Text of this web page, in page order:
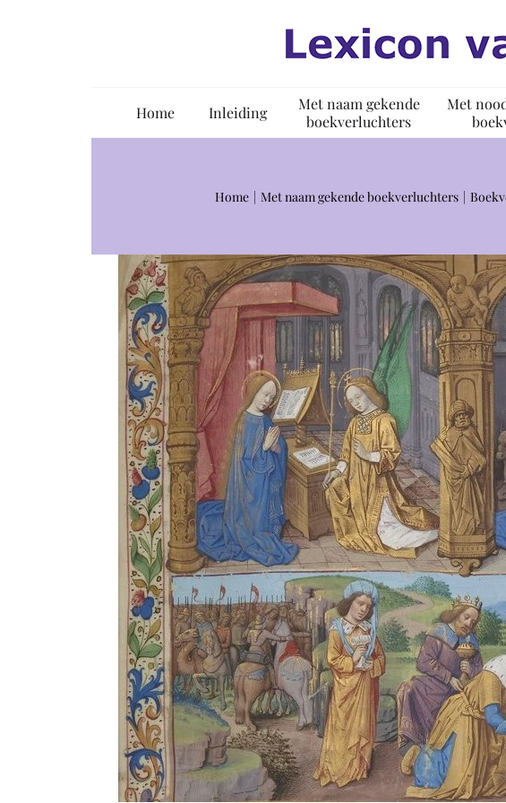
Home Inleiding
Met naam gekende
boekverluchters
Met
Home Met naam gekende boekverluchters